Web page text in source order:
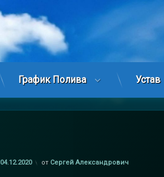
График Полива Устав
04.12.2020 от Сергей Александрович